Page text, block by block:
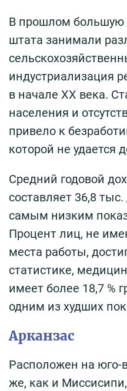
В прошлом большую
штата занимали
индустриализация
в начале ХХ века.
населения и
привело к
которой не удается
Средний годовой
составляет 36,8
самым низким
Процент лиц, не
места работы,
статистике,
имеет более 18,7 %
одним из худших
Арканзас
Расположен на юго-
же, как и